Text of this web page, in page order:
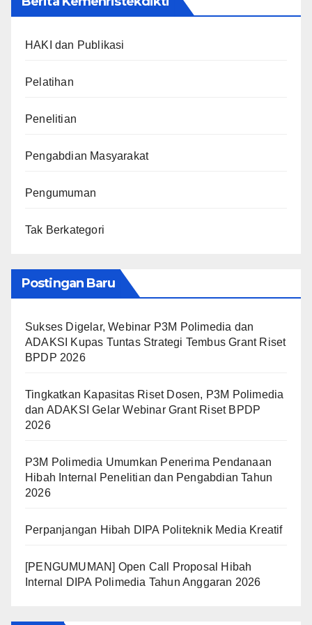
HAKI dan Publikasi
Pelatihan
Penelitian
Pengabdian Masyarakat
Pengumuman
Tak Berkategori
Postingan Baru
Sukses Digelar, Webinar P3M Polimedia dan
ADAKSI Kupas Tuntas Strategi Tembus Grant Riset
BPDP 2026
Tingkatkan Kapasitas Riset Dosen, P3M Polimedia
dan ADAKSI Gelar Webinar Grant Riset BPDP
2026
P3M Polimedia Umumkan Penerima Pendanaan
Hibah Internal Penelitian dan Pengabdian Tahun
2026
Perpanjangan Hibah DIPA Politeknik Media Kreatif
[PENGUMUMAN] Open Call Proposal Hibah
Internal DIPA Polimedia Tahun Anggaran 2026